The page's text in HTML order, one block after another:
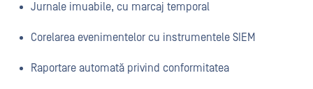
Jurnale imuabile, cu marcaj temporal
Corelarea evenimentelor cu instrumentele SIEM
Raportare automată privind conformitatea